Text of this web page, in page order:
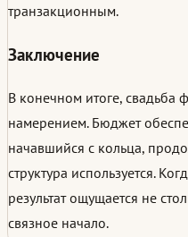
транзакционным.
Заключение
В конечном итоге, свадьба
намерением. Бюджет
начавшийся с кольца,
структура используется.
результат ощущается не
связное начало.